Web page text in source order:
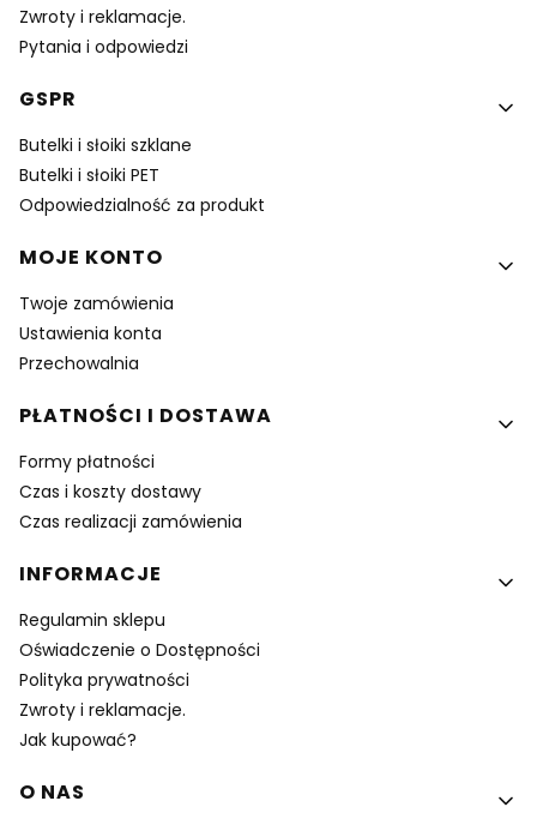
Zwroty i reklamacje.
Pytania i odpowiedzi
GSPR
Butelki i słoiki szklane
Butelki i słoiki PET
Odpowiedzialność za produkt
MOJE KONTO
Twoje zamówienia
Ustawienia konta
Przechowalnia
PŁATNOŚCI I DOSTAWA
Formy płatności
Czas i koszty dostawy
Czas realizacji zamówienia
INFORMACJE
Regulamin sklepu
Oświadczenie o Dostępności
Polityka prywatności
Zwroty i reklamacje.
Jak kupować?
O NAS